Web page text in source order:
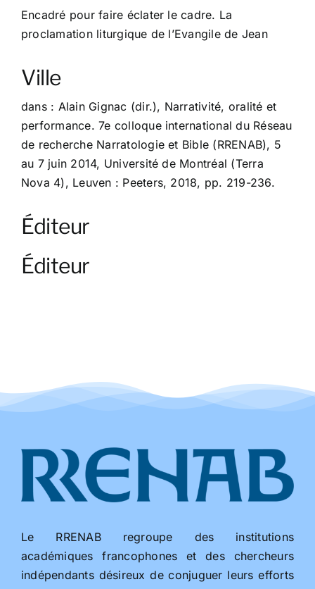
Contact
Encadré pour faire éclater le cadre. La
proclamation liturgique de l’Evangile de Jean
Ville
dans : Alain Gignac (dir.), Narrativité, oralité et
performance. 7e colloque international du Réseau
de recherche Narratologie et Bible (RRENAB), 5
au 7 juin 2014, Université de Montréal (Terra
Nova 4), Leuven : Peeters, 2018, pp. 219-236.
Éditeur
Éditeur
Le RRENAB regroupe des institutions
académiques francophones et des chercheurs
indépendants désireux de conjuguer leurs efforts